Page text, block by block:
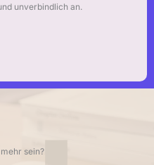
unverbindlich an.
sein?